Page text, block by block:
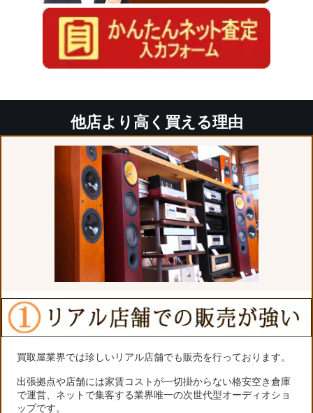
他店より高く買える理由
買取屋業界では珍しいリアル店舗でも販売を行っております。
出張拠点や店舗には家賃コストが一切掛からない格安空き倉庫
で運営、ネットで集客する業界唯一の次世代型オーディオショ
ップです。